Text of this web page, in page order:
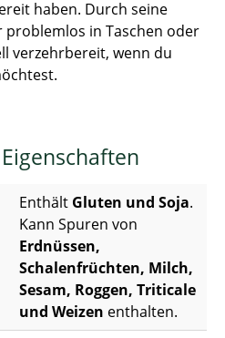
haben. Durch seine
problemlos in Taschen oder
verzehrbereit, wenn du
Enthält Gluten und Soja.
Kann Spuren von
Erdnüssen,
Schalenfrüchten, Milch,
Sesam, Roggen, Triticale
und Weizen enthalten.